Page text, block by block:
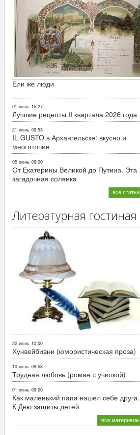
Ели же люди
01 июль 15:27
Лучшие рецепты II квартала 2026 года
21 июнь 09:53
IL GUSTO в Архангельске: вкусно и
многоточие
05 июнь 09:00
От Екатерины Великой до Путина. Эта
загадочная солянка
все статьи
Литературная гостиная
22 июль 10:00
Хунвейбивни (юмористическая проза)
10 июль 09:53
Трудная любовь (роман с училкой)
01 июнь 09:00
Как маленький папа нашел себе друга.
К Дню защиты детей
все материалы